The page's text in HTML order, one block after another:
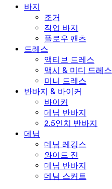
수영복 세트
언더웨어
바지
조거
작업 바지
플로우 팬츠
드레스
액티브 드레스
맥시 & 미디 드레스
미니 드레스
반바지 & 바이커
바이커
데님 반바지
2.5인치 반바지
데님
데님 레깅스
와이드 진
데님 반바지
데님 스커트